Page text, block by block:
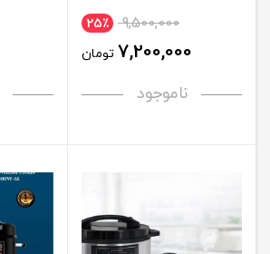
9,500,000 25٪
7,200,000 تومان
ناموجود